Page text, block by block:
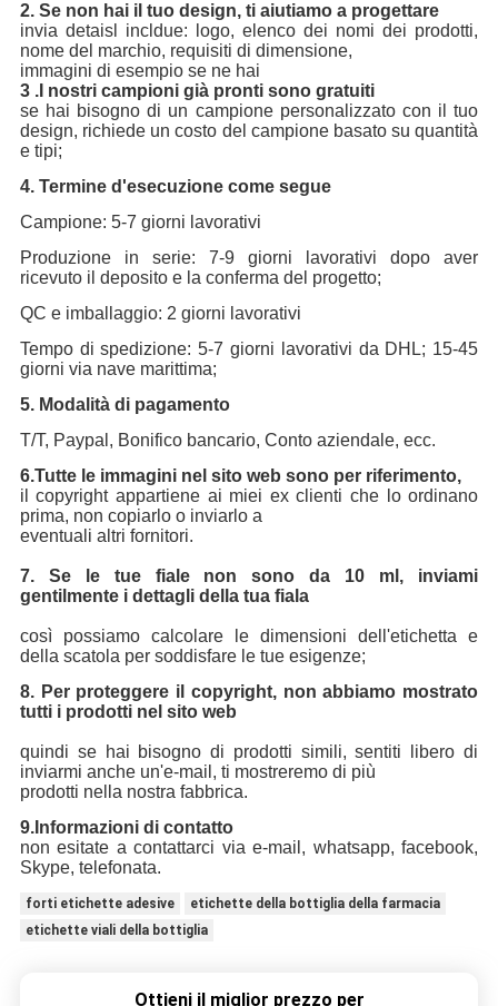
2. Se non hai il tuo design, ti aiutiamo a progettare
invia detaisl incldue: logo, elenco dei nomi dei prodotti,
nome del marchio, requisiti di dimensione,
immagini di esempio se ne hai
3 .I nostri campioni già pronti sono gratuiti
se hai bisogno di un campione personalizzato con il tuo
design, richiede un costo del campione basato su quantità
e tipi;
4. Termine d'esecuzione come segue
Campione: 5-7 giorni lavorativi
Produzione in serie: 7-9 giorni lavorativi dopo aver
ricevuto il deposito e la conferma del progetto;
QC e imballaggio: 2 giorni lavorativi
Tempo di spedizione: 5-7 giorni lavorativi da DHL; 15-45
giorni via nave marittima;
5. Modalità di pagamento
T/T, Paypal, Bonifico bancario, Conto aziendale, ecc.
6.Tutte le immagini nel sito web sono per riferimento,
il copyright appartiene ai miei ex clienti che lo ordinano
prima, non copiarlo o inviarlo a
eventuali altri fornitori.
7. Se le tue fiale non sono da 10 ml, inviami
gentilmente i dettagli della tua fiala
così possiamo calcolare le dimensioni dell'etichetta e
della scatola per soddisfare le tue esigenze;
8. Per proteggere il copyright, non abbiamo mostrato
tutti i prodotti nel sito web
quindi se hai bisogno di prodotti simili, sentiti libero di
inviarmi anche un'e-mail, ti mostreremo di più
prodotti nella nostra fabbrica.
9.Informazioni di contatto
non esitate a contattarci via e-mail, whatsapp, facebook,
Skype, telefonata.
forti etichette adesive
etichette della bottiglia della farmacia
etichette viali della bottiglia
Ottieni il miglior prezzo per